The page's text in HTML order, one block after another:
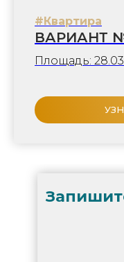
#Квартира
ВАРИАНТ
Площадь: